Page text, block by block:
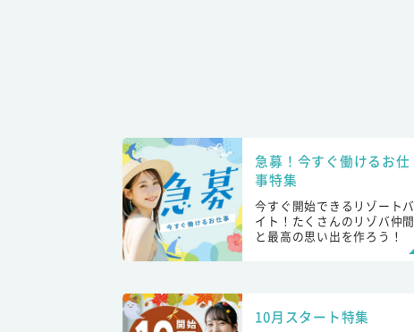
急募！今すぐ働けるお仕
事特集
今すぐ開始できるリゾートバ
イト！たくさんのリゾバ仲間
と最高の思い出を作ろう！
10月スタート特集